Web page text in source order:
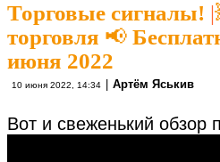
Торговые сигналы! |
торговля 📢
июня 2022
10 июня 2022, 14:34 Артём Яськив
Вот и свеженький обзор